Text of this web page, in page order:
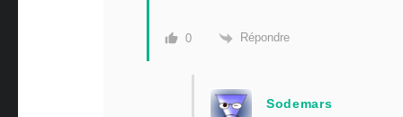
0 Répondre
Sodemars